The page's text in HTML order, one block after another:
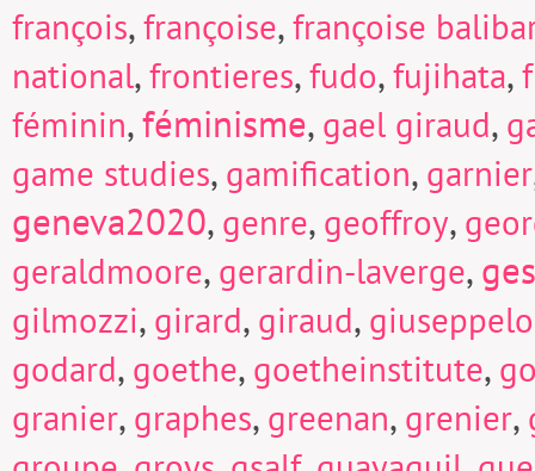
françois,françoise,françoise
national,frontieres,fudo,fujihata,
féminin,féminisme, gael giraud,
game studies, gamification, garnier
geneva2020, genre, geoffroy,
geraldmoore, gerardin-laverge,
gilmozzi, girard, giraud,
godard, goethe, goetheinstitute,
granier, graphes, greenan, grenier,